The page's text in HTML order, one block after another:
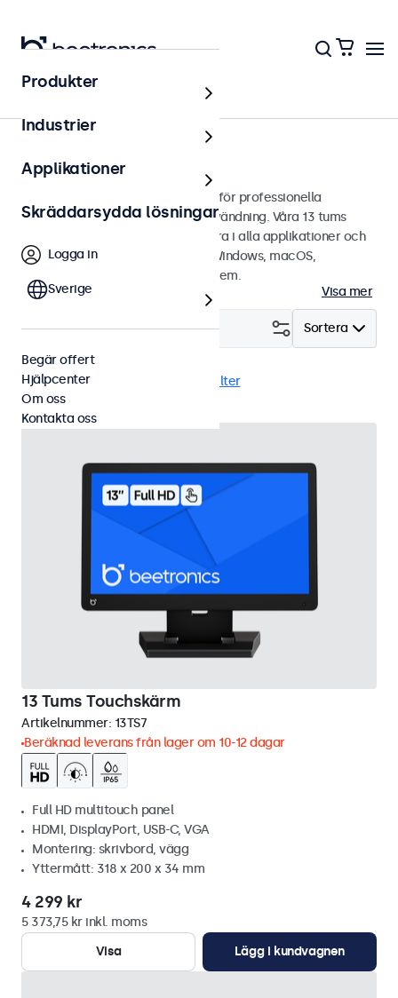
Touchskärmar
13 tums touchskärmar
13 tums touchskärmar designade för professionella
applikationer och kontinuerlig användning. Våra 13 tums
touchskärmar är lätta att integrera i alla applikationer och
miljöer samt är kompatibla med Windows, macOS,
ChromeOS och Linux operativsystem.
Visa mer
Sortera
Filtrera (2)
13 tums touchskärmar Rensa filter
13 Tums Touchskärm
Artikelnummer: 13TS7
Beräknad leverans från lager om 10-12 dagar
Full HD multitouch panel
HDMI, DisplayPort, USB-C, VGA
Montering: skrivbord, vägg
Yttermått: 318 x 200 x 34 mm
4 299 kr
5 373,75 kr inkl. moms
Visa
Lägg i kundvagnen
Produkter
Industrier
Applikationer
Skräddarsydda lösningar
Logga in
Sverige
Begär offert
Hjälpcenter
Om oss
Kontakta oss